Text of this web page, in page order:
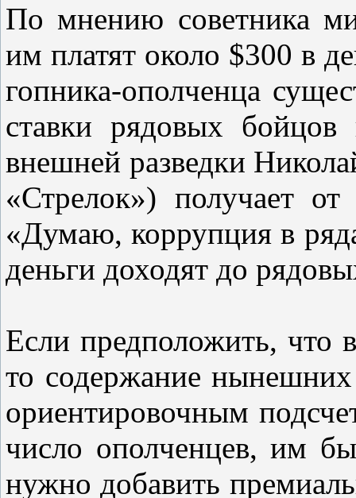
По мнению советника
им платят около $300 в
гопника-ополченца
ставки рядовых бойцов
внешней разведки
«Стрелок») получает
«Думаю, коррупция в
деньги доходят до
Если предположить, что
то содержание
ориентировочным
число ополченцев, им
нужно добавить